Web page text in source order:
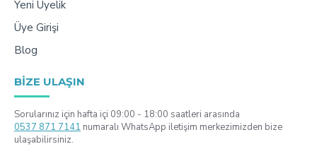
Yeni Üyelik
Üye Girişi
Blog
BIZE ULAŞIN
Sorularınız için hafta içi 09:00 - 18:00 saatleri arasında
0537 871 7141 numaralı WhatsApp iletişim merkezimizden bize
ulaşabilirsiniz.